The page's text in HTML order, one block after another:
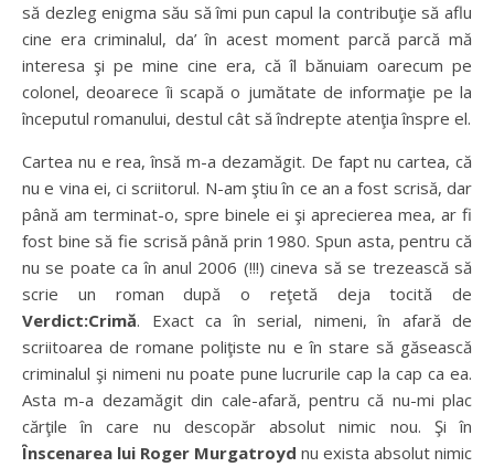
să dezleg enigma său să îmi pun capul la contribuţie să aflu
cine era criminalul, da’ în acest moment parcă parcă mă
interesa şi pe mine cine era, că îl bănuiam oarecum pe
colonel, deoarece îi scapă o jumătate de informaţie pe la
începutul romanului, destul cât să îndrepte atenţia înspre el.
Cartea nu e rea, însă m-a dezamăgit. De fapt nu cartea, că
nu e vina ei, ci scriitorul. N-am ştiu în ce an a fost scrisă, dar
până am terminat-o, spre binele ei şi aprecierea mea, ar fi
fost bine să fie scrisă până prin 1980. Spun asta, pentru că
nu se poate ca în anul 2006 (!!!) cineva să se trezească să
scrie un roman după o reţetă deja tocită de
Verdict:Crimă. Exact ca în serial, nimeni, în afară de
scriitoarea de romane poliţiste nu e în stare să găsească
criminalul şi nimeni nu poate pune lucrurile cap la cap ca ea.
Asta m-a dezamăgit din cale-afară, pentru că nu-mi plac
cărţile în care nu descopăr absolut nimic nou. Şi în
Înscenarea lui Roger Murgatroyd nu exista absolut nimic